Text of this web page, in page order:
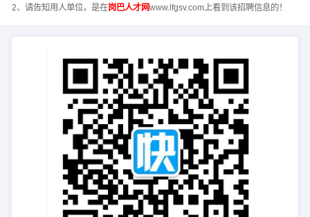
2、请告知用人单位，是在岗巴人才网www.lfgsv.com上看到该招聘信息的！